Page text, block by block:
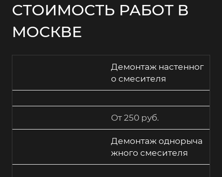
СТОИМОСТЬ РАБОТ В
МОСКВЕ
Демонтаж настенног
о смесителя
От 250 руб.
Демонтаж однорыча
жного смесителя